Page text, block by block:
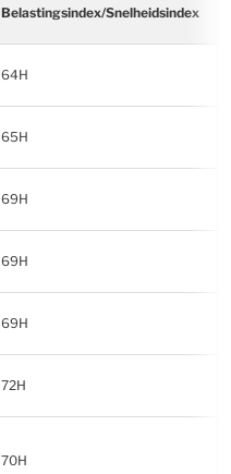
Belastingsindex/Snelheidsindex
64H
65H
69H
69H
69H
72H
70H